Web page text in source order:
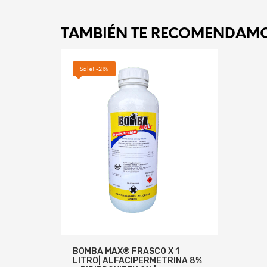
TAMBIÉN TE
Sale! -21%
BOMBA MAX® FRASCO X 1
LITRO| ALFACIPERMETRINA 8%